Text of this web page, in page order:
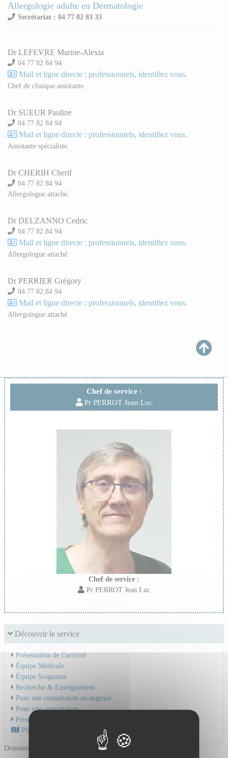
Chef de service :
Pr PERROT Jean Luc
Chef de service :
Pr PERROT Jean Luc
Découvrir le service
Présentation de l'activité
Équipe Médicale
Équipe Soignante
Recherche & Enseignement
Pour une consultation en urgence
Pour une consultation
Prise en charge du cancer
Plan d'accès au CHU
Données mises à jour le 19/06/2026
Allergologie adulte en Dermatologie
Secrétariat : 04 77 82 83 33
Dr LEFEVRE Marine-Alexia
04 77 82 84 94
Mail et ligne directe : professionnels, identifiez vous.
Chef de clinique assistante.
Dr SUEUR Pauline
04 77 82 84 94
Mail et ligne directe : professionnels, identifiez vous.
Assistante spécialiste.
Dr CHERIH Cherif
04 77 82 84 94
Allergologue attaché.
Dr DELZANNO Cedric
04 77 82 84 94
Mail et ligne directe : professionnels, identifiez vous.
Allergologue attaché.
Dr PERRIER Grégory
04 77 82 84 94
Mail et ligne directe : professionnels, identifiez vous.
Allergologue attaché.